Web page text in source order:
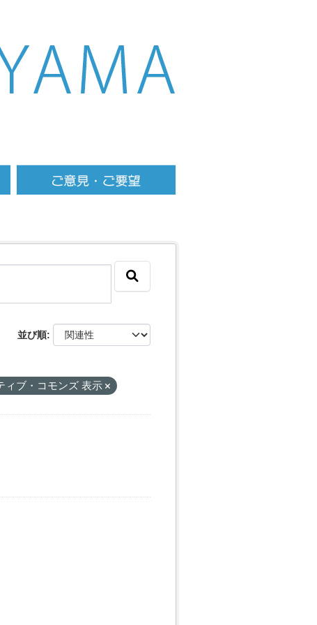
並び順
ィブ・コモンズ 表示